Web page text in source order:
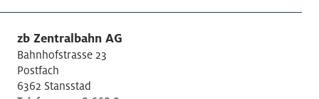
zb Zentralbahn AG
Bahnhofstrasse 23
Postfach
6362 Stansstad